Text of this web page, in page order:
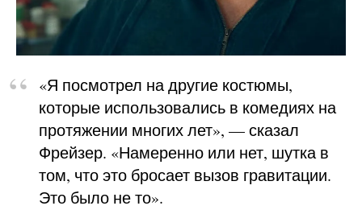
«Я посмотрел на другие костюмы,
которые использовались в комедиях на
протяжении многих лет», — сказал
Фрейзер. «Намеренно или нет, шутка в
том, что это бросает вызов гравитации.
Это было не то».